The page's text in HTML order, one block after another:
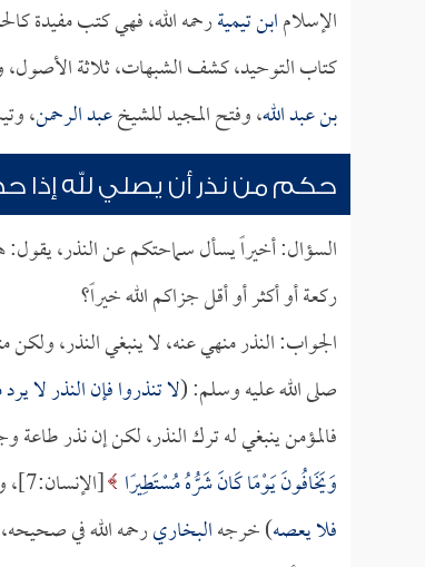
الإسلامابن تيميةرحمه الله، فهي كتب مفيدة
كتاب التوحيد، كشف الشبهات، ثلاثة
بن عبد الله، وفتح المجيد للشيخعبد الرحمن،
حكم من نذر أن يصلي لله إذا
السؤال: أخيراً يسأل سماحتكم عن النذر،
ركعة أو أكثر أو أقل جزاكم الله خيراً؟
الجواب: النذر منهي عنه، لا ينبغي النذر، ولكن
صلى الله عليه وسلم: (لا تنذروا فإن النذر لا
فالمؤمن ينبغي له ترك النذر، لكن إن نذر طاعة
وَيَخَافُونَ يَوْمًا كَانَ شَرُّهُ مُسْتَطِيرًا [الإنسان:7]، وقال النبي صلى الله عليه وسلم: (
فلا يعصه) خرجهالبخاريرحمه الله في